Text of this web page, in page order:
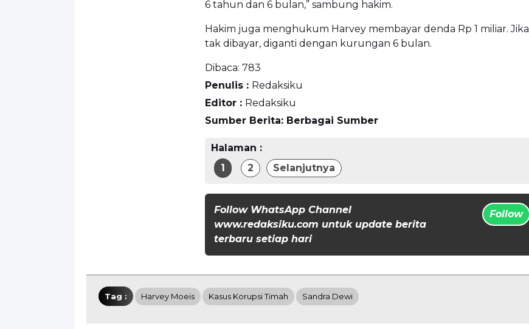
6 tahun dan 6 bulan,” sambung hakim.
Hakim juga menghukum Harvey membayar denda Rp 1 miliar. Jika
tak dibayar, diganti dengan kurungan 6 bulan.
Dibaca: 783
Penulis : Redaksiku
Editor : Redaksiku
Sumber Berita: Berbagai Sumber
Halaman :
1
2 Selanjutnya
Follow WhatsApp Channel
www.redaksiku.com untuk update berita
terbaru setiap hari
Follow
Tag : Harvey Moeis Kasus Korupsi Timah Sandra Dewi